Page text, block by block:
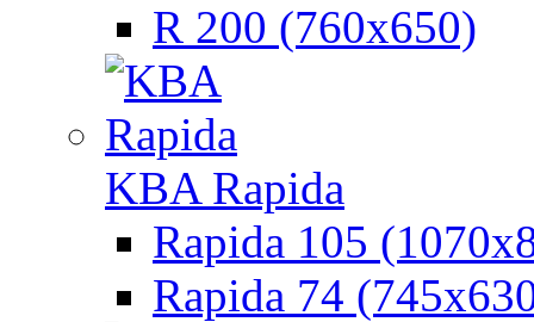
R 200 (760х650)
KBA Rapida
Rapida 105
Rapida 74